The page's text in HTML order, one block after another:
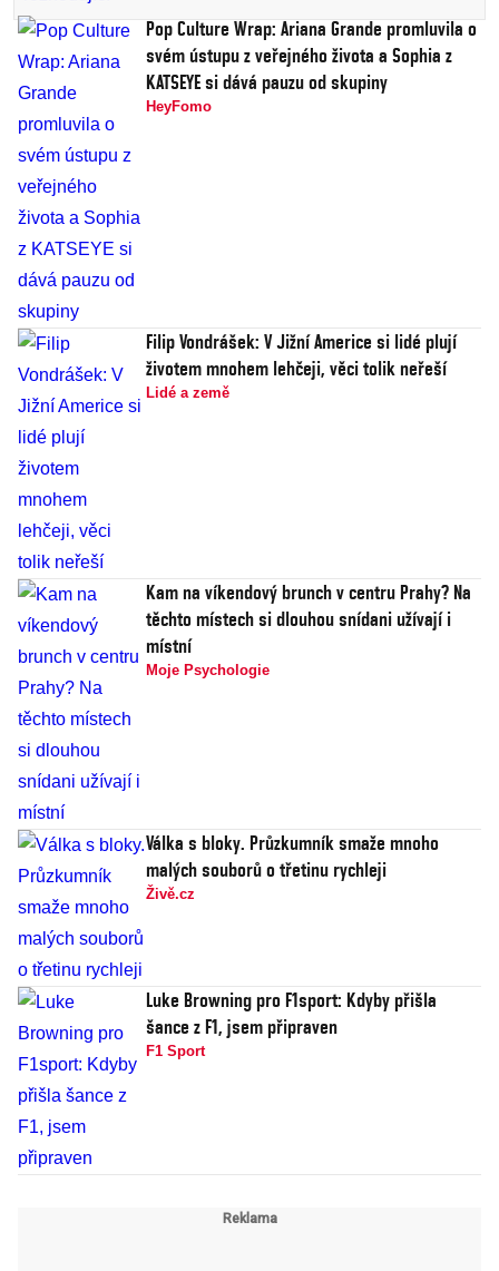
Pop Culture Wrap: Ariana Grande promluvila o
svém ústupu z veřejného života a Sophia z
KATSEYE si dává pauzu od skupiny
HeyFomo
Filip Vondrášek: V Jižní Americe si lidé plují
životem mnohem lehčeji, věci tolik neřeší
Lidé a země
Kam na víkendový brunch v centru Prahy? Na
těchto místech si dlouhou snídani užívají i
místní
Moje Psychologie
Válka s bloky. Průzkumník smaže mnoho
malých souborů o třetinu rychleji
Živě.cz
Luke Browning pro F1sport: Kdyby přišla
šance z F1, jsem připraven
F1 Sport